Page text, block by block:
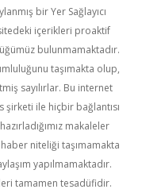
bir Yer Sağlayıcı
içerikleri proaktif
bulunmamaktadır.
taşımakta olup,
sayılırlar. Bu internet
şirketi ile hiçbir bağlantısı
makaleler
niteliği taşımamakta
yapılmamaktadır.
tamamen tesadüfidir.